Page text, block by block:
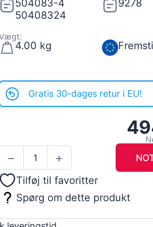
504083-4
50408324
9278
4.00 kg
Gratis 30-dages retur i EU!
Tilføj til favoritter
Spørg om dette produkt